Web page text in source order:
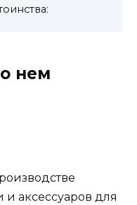
нем
и аксессуаров для